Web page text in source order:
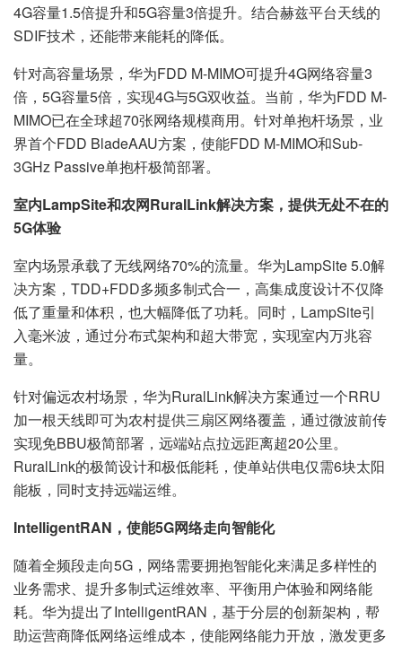
4G容量1.5倍提升和5G容量3倍提升。结合赫兹平台天线的
SDIF技术，还能带来能耗的降低。
针对高容量场景，华为FDD M-MIMO可提升4G网络容量3
倍，5G容量5倍，实现4G与5G双收益。当前，华为FDD M-
MIMO已在全球超70张网络规模商用。针对单抱杆场景，业
界首个FDD BladeAAU方案，使能FDD M-MIMO和Sub-
3GHz Passive单抱杆极简部署。
室内LampSite和农网RuralLink解决方案，提供无处不在的
5G体验
室内场景承载了无线网络70%的流量。华为LampSite 5.0解
决方案，TDD+FDD多频多制式合一，高集成度设计不仅降
低了重量和体积，也大幅降低了功耗。同时，LampSite引
入毫米波，通过分布式架构和超大带宽，实现室内万兆容
量。
针对偏远农村场景，华为RuralLink解决方案通过一个RRU
加一根天线即可为农村提供三扇区网络覆盖，通过微波前传
实现免BBU极简部署，远端站点拉远距离超20公里。
RuralLink的极简设计和极低能耗，使单站供电仅需6块太阳
能板，同时支持远端运维。
IntelligentRAN，使能5G网络走向智能化
随着全频段走向5G，网络需要拥抱智能化来满足多样性的
业务需求、提升多制式运维效率、平衡用户体验和网络能
耗。华为提出了IntelligentRAN，基于分层的创新架构，帮
助运营商降低网络运维成本，使能网络能力开放，激发更多